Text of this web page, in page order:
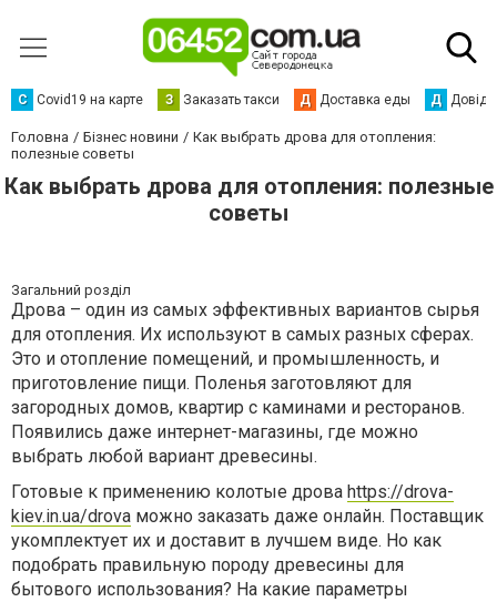
С Сovid19 на карте З Заказать такси Д Доставка еды Д
Головна Бізнес новини
Как выбрать дрова для отопления:
полезные советы
Как выбрать дрова для отопления: полезные
советы
Загальний розділ
Дрова – один из самых эффективных вариантов сырья
для отопления. Их используют в самых разных сферах.
Это и отопление помещений, и промышленность, и
приготовление пищи. Поленья заготовляют для
загородных домов, квартир с каминами и ресторанов.
Появились даже интернет-магазины, где можно
выбрать любой вариант древесины.
Готовые к применению колотые дрова https://drova-
kiev.in.ua/drova можно заказать даже онлайн. Поставщик
укомплектует их и доставит в лучшем виде. Но как
подобрать правильную породу древесины для
бытового использования? На какие параметры